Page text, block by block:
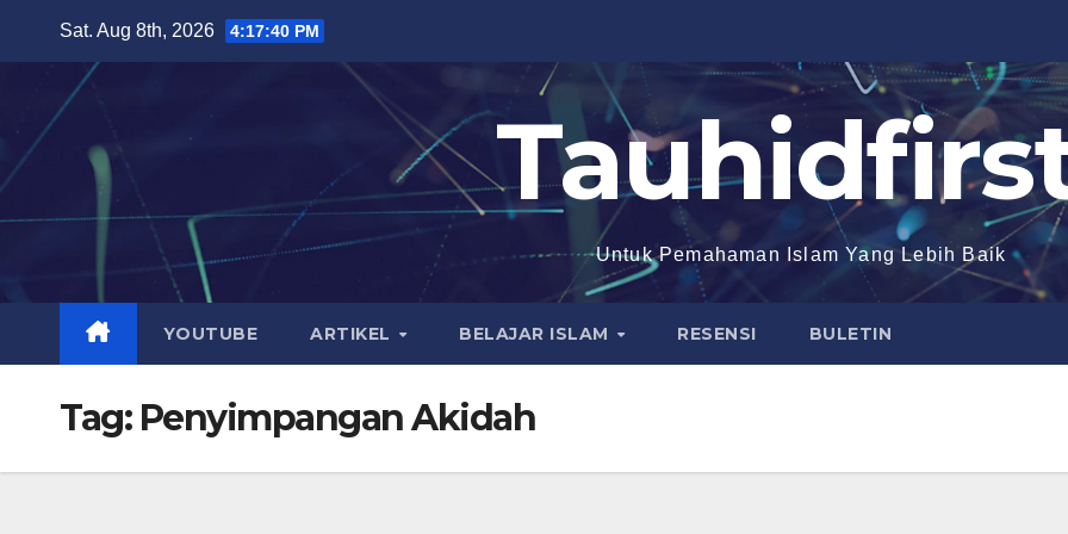
Sat. Aug 8th, 2026 4:17:40 PM
Untuk Pemahaman Islam Yang Lebih Baik
YOUTUBE ARTIKEL BELAJAR ISLAM RESENSI BULETIN
Tag: Penyimpangan Akidah